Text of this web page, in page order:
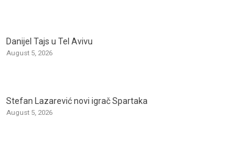
Danijel Tajs u Tel Avivu
August 5, 2026
Stefan Lazarević novi igrač Spartaka
August 5, 2026